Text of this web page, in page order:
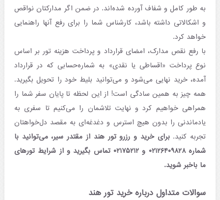
به طور کامل و شفاف آورده شده‌اند. در ضمن اگر مدارکتان نواقص
و اشکالاتی داشته باشد، کارشناس شما را برای رفع آنها راهنمایی
خواهد کرد.
با رفع نقص مدارک، امضای قرارداد و پرداخت هزینه تور بر اساس
نوع پرداخت «اقساطی یا نقدی» به شماره‌حسابی که در قرارداد
آمده، خرید نهایی می‌شود و می‌توانید بلیط خود را تحویل بگیرید.
همه چیز به همین سادگی است! از این لحظه تا پایان سفر شما را
همراهی خواهیم کرد و نهایت تلاشمان را می‌کنیم تا سفری به
یادماندنی را بدون هیچ استرس و دغدغه‌ای به مقصد دل‌خواهتان
تجربه کنید.برای خرید و رزرو تور هند از مقتدر سیر، می‌‌توانید با
شماره ۰۲۱۲۶۴۰۹۸۲۸ و ۰۲۱۷۵۲۱۲ تماس بگیرید و از شرایط تورهای
ما باخبر شوید.
سوالات متداول درباره خرید تور هند